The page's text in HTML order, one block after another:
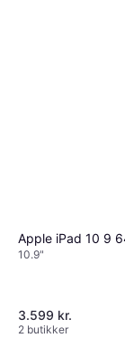
Apple iPad 10 9
10.9"
3.599 kr.
2 butikker